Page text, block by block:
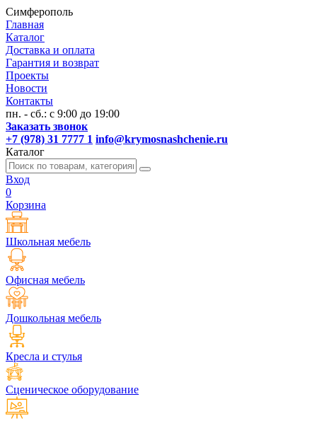
Симферополь
Главная
Каталог
Доставка и оплата
Гарантия и возврат
Проекты
Новости
Контакты
пн. - сб.: с 9:00 до 19:00
Заказать звонок
+7 (978) 31 7777 1 info@krymosnashchenie.ru
Каталог
Вход
0
Корзина
Школьная мебель
Офисная мебель
Дошкольная мебель
Кресла и стулья
Сценическое оборудование